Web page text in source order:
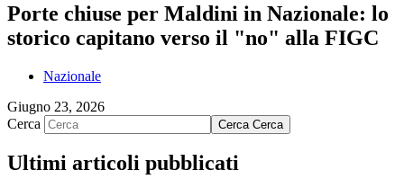
Porte chiuse per Maldini in Nazionale: lo
storico capitano verso il "no" alla FIGC
Nazionale
Giugno 23, 2026
Cerca
Cerca Cerca
Ultimi articoli pubblicati